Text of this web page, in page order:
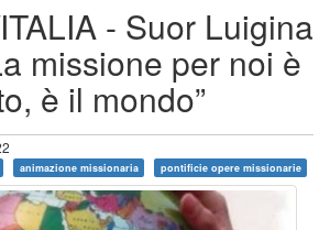
- Suor Luigina
missione per noi è
è il mondo”
animazione missionaria pontificie opere missionarie